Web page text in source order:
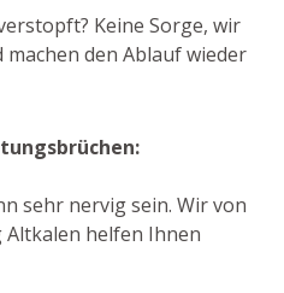
Keine Sorge, wir
den Ablauf wieder
sehr nervig sein. Wir von
helfen Ihnen